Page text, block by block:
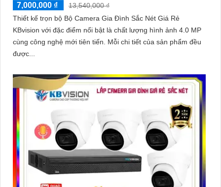
7,000,000 ₫
13,540,000 ₫
Thiết kế trọn bộ Bộ Camera Gia Đình Sắc Nét Giá Rẻ
KBvision với đặc điểm nổi bật là chất lượng hình ảnh 4.0 MP
cùng công nghệ mới tiên tiến. Mỗi chi tiết của sản phẩm đều
được...